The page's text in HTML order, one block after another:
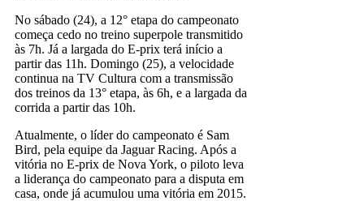
No sábado (24), a 12° etapa do campeonato
começa cedo no treino superpole transmitido
às 7h. Já a largada do E-prix terá início a
partir das 11h. Domingo (25), a velocidade
continua na TV Cultura com a transmissão
dos treinos da 13° etapa, às 6h, e a largada da
corrida a partir das 10h.
Atualmente, o líder do campeonato é Sam
Bird, pela equipe da Jaguar Racing. Após a
vitória no E-prix de Nova York, o piloto leva
a liderança do campeonato para a disputa em
casa, onde já acumulou uma vitória em 2015.